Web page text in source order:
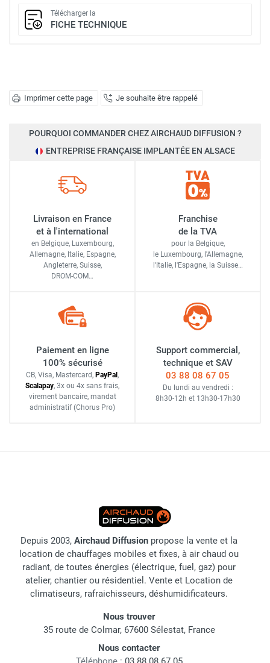
Imprimer cette page Je souhaite être rappelé
Télécharger la
FICHE TECHNIQUE
POURQUOI COMMANDER CHEZ AIRCHAUD DIFFUSION ?
ENTREPRISE FRANÇAISE IMPLANTÉE EN ALSACE
Livraison en France
et à l'international
en Belgique, Luxembourg,
Allemagne, Italie, Espagne,
Angleterre, Suisse,
DROM-COM…
Franchise
de la TVA
pour la Belgique,
le Luxembourg, l'Allemagne,
l'Italie, l'Espagne, la Suisse…
Paiement en ligne
100% sécurisé
CB, Visa, Mastercard, PayPal ,
Scalapay, 3x ou 4x sans frais,
virement bancaire, mandat
administratif (Chorus Pro)
Support commercial,
technique et SAV
03 88 08 67 05
Du lundi au vendredi :
8h30-12h et 13h30-17h30
Depuis 2003, Airchaud Diffusion propose la vente et la
location de chauffages mobiles et fixes, à air chaud ou
radiant, de toutes énergies (électrique, fuel, gaz) pour
atelier, chantier ou résidentiel. Vente et Location de
climatiseurs, rafraichisseurs, déshumidificateurs.
Nous trouver
35 route de Colmar, 67600 Sélestat, France
Nous contacter